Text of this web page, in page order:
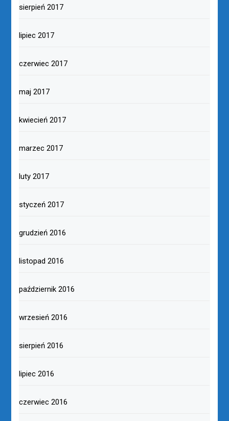
sierpień 2017
lipiec 2017
czerwiec 2017
maj 2017
kwiecień 2017
marzec 2017
luty 2017
styczeń 2017
grudzień 2016
listopad 2016
październik 2016
wrzesień 2016
sierpień 2016
lipiec 2016
czerwiec 2016